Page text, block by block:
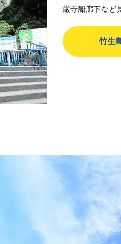
厳寺船廊下など
竹生